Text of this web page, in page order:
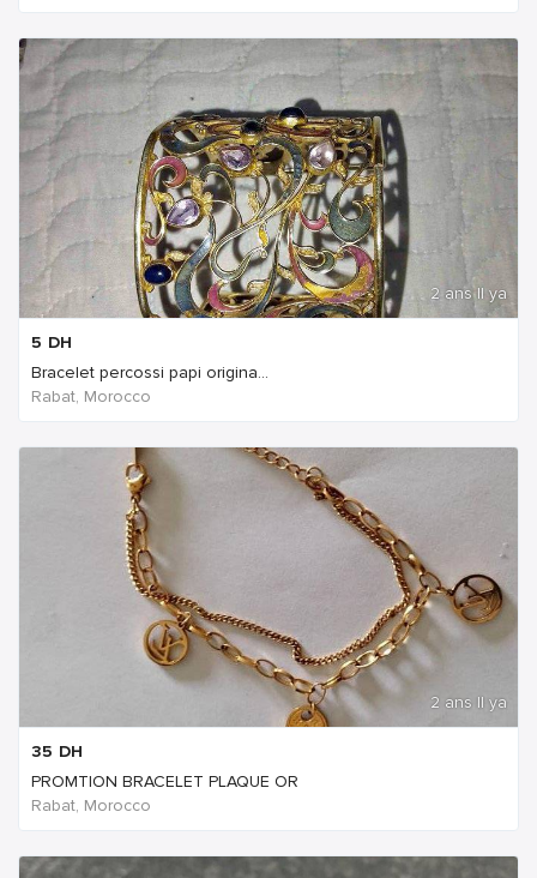
2 ans Il ya
5 DH
Bracelet percossi papi origina...
Rabat, Morocco
2 ans Il ya
35 DH
PROMTION BRACELET PLAQUE OR
Rabat, Morocco